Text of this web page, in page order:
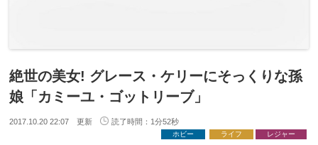
絶世の美女! グレース・ケリーにそっくりな孫
娘「カミーユ・ゴットリーブ」
2017.10.20 22:07 更新 読了時間：1分52秒
ホビー ライフ レジャー